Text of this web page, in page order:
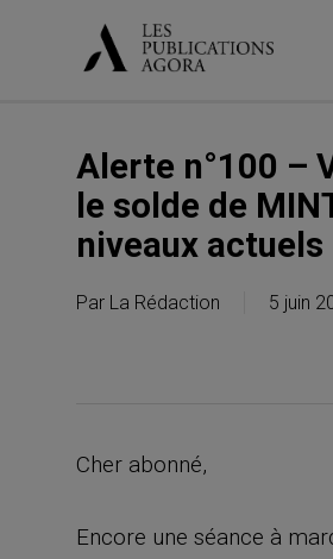
Alerte n°100 –
le solde de
niveaux actuels
Par La Rédaction 5 juin
Cher abonné,
Encore une séance à